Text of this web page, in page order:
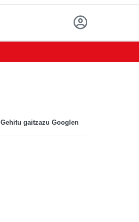
Gehitu gaitzazu Googlen